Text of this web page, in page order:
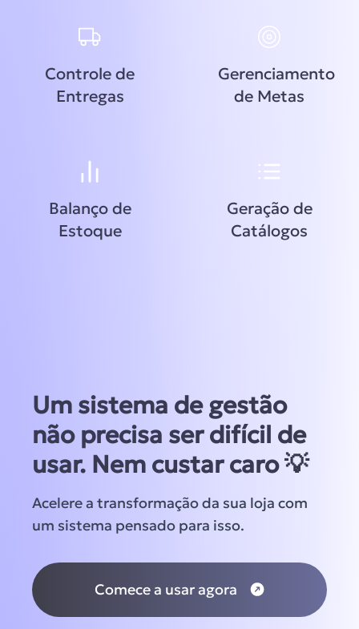
Controle de
Entregas
Gerenciamento
de Metas
Balanço de
Estoque
Geração de
Catálogos
Um sistema de gestão
não precisa ser difícil de
usar. Nem custar caro 💡
Acelere a transformação da sua loja com
um sistema pensado para isso.
Comece a usar agora